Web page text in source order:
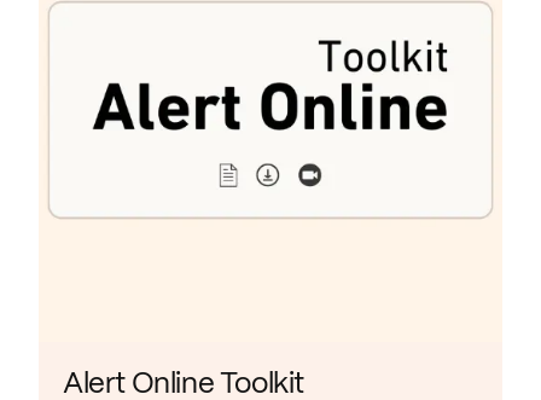
Alert Online Toolkit